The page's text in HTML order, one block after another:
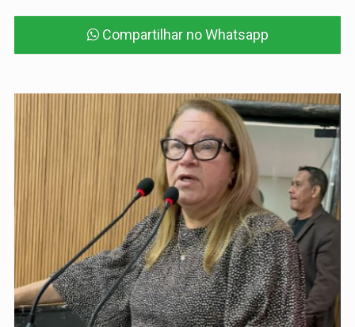
Compartilhar no Whatsapp